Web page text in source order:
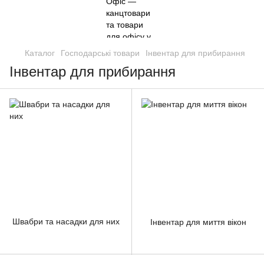
Каталог Господарські товари Інвентар для прибирання
Інвентар для прибирання
Швабри та насадки для них Інвентар для миття вікон